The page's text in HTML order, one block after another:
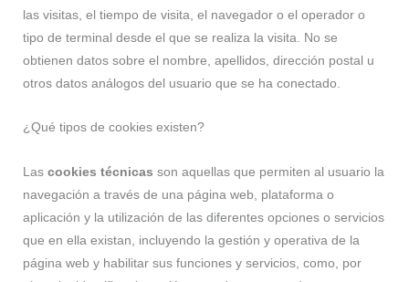
las visitas, el tiempo de visita, el navegador o el operador o
tipo de terminal desde el que se realiza la visita. No se
obtienen datos sobre el nombre, apellidos, dirección postal u
otros datos análogos del usuario que se ha conectado.
¿Qué tipos de cookies existen?
Las cookies técnicas son aquellas que permiten al usuario la
navegación a través de una página web, plataforma o
aplicación y la utilización de las diferentes opciones o servicios
que en ella existan, incluyendo la gestión y operativa de la
página web y habilitar sus funciones y servicios, como, por